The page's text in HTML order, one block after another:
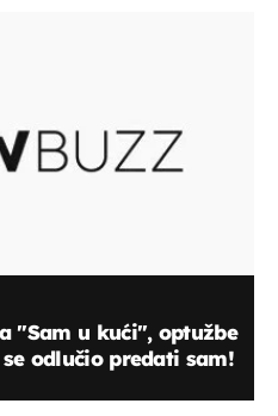
"Sam u kući", optužbe
odlučio predati sam!